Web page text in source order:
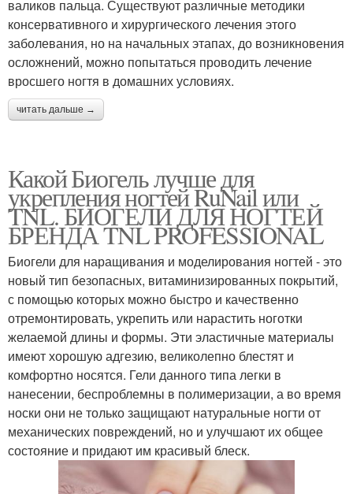
валиков пальца. Существуют различные методики
консервативного и хирургического лечения этого
заболевания, но на начальных этапах, до возникновения
осложнений, можно попытаться проводить лечение
вросшего ногтя в домашних условиях.
читать дальше →
Какой Биогель лучше для
укрепления ногтей RuNail или
TNL. БИОГЕЛИ ДЛЯ НОГТЕЙ
БРЕНДА TNL PROFESSIONAL
Биогели для наращивания и моделирования ногтей - это
новый тип безопасных, витаминизированных покрытий,
с помощью которых можно быстро и качественно
отремонтировать, укрепить или нарастить ноготки
желаемой длины и формы. Эти эластичные материалы
имеют хорошую адгезию, великолепно блестят и
комфортно носятся. Гели данного типа легки в
нанесении, беспроблемны в полимеризации, а во время
носки они не только защищают натуральные ногти от
механических повреждений, но и улучшают их общее
состояние и придают им красивый блеск.